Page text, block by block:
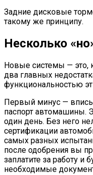
Задние дисковые
такому же принципу.
Несколько
Новые системы — это,
два главных
функциональностью
Первый минус —
паспорт автомашины.
один день. Без него
сертификации
самых разных
после одобрения вы
заплатите за работу и
необходимые